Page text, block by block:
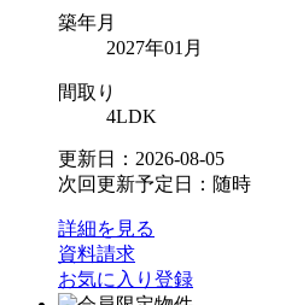
築年月
2027年01月
間取り
4LDK
更新日：2026-08-05
次回更新予定日：随時
詳細を見る
資料請求
お気に入り登録